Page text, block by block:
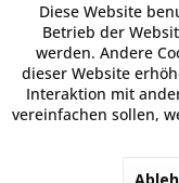
Diese Website
Betrieb der
werden. Andere
dieser Website
Interaktion mit
vereinfachen sollen,